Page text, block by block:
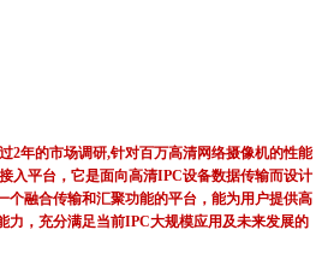
2年的市场调研,针对百万高清网络摄像机的性能
入平台，它是面向高清IPC设备数据传输而设计
个融合传输和汇聚功能的平台，能为用户提供高
力，充分满足当前IPC大规模应用及未来发展的